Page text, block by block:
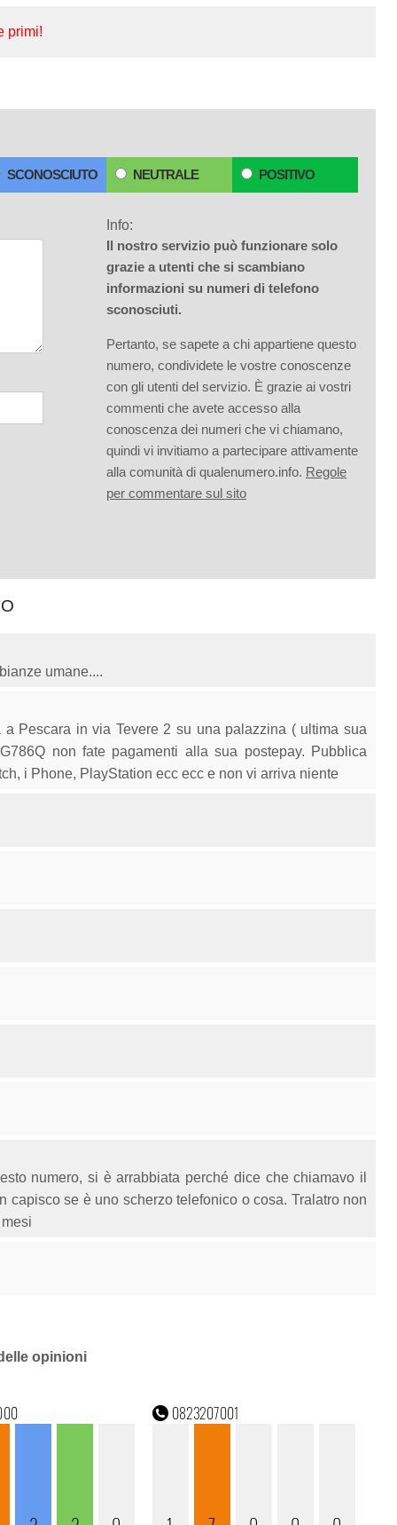
primi!
SCONOSCIUTO NEUTRALE POSITIVO
Info:
Il nostro servizio può funzionare solo
grazie a utenti che si scambiano
informazioni su numeri di telefono
sconosciuti.
Pertanto, se sapete a chi appartiene questo
numero, condividete le vostre conoscenze
con gli utenti del servizio. È grazie ai vostri
commenti che avete accesso alla
conoscenza dei numeri che vi chiamano,
quindi vi invitiamo a partecipare attivamente
alla comunità di qualenumero.info. Regole
per commentare sul sito
umane....
Pescara in via Tevere 2 su una palazzina ( ultima sua
non fate pagamenti alla sua postepay. Pubblica
i Phone, PlayStation ecc ecc e non vi arriva niente
numero, si è arrabbiata perché dice che chiamavo il
capisco se è uno scherzo telefonico o cosa. Tralatro non
opinioni